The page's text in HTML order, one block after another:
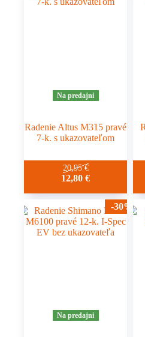
Na predajni
Radenie Altus M315 pravé
7-k. s ukazovateľom
20,95€
12,80€
-30%
Na predajni